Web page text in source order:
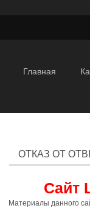
Главная
ОТКАЗ ОТ
Сайт
Материалы данного